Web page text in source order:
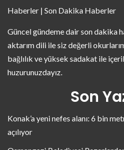
Haberler | Son Dakika Haberler
Güncel gündeme dair son dakika
aktarım dili ile siz değerli
bağlılık ve yüksek sadakat ile
huzurunuzdayız.
Son
Konak’a yeni nefes alanı: 6 bin
açılıyor